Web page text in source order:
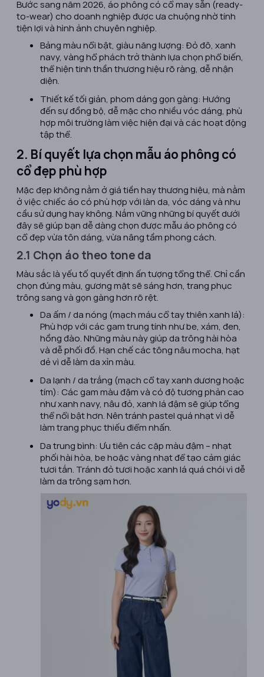
Bước sang năm 2026, áo phông có cổ may sẵn (ready-
to-wear) cho doanh nghiệp được ưa chuộng nhờ tính
tiện lợi và hình ảnh chuyên nghiệp.
Bảng màu nổi bật, giàu năng lượng: Đỏ đô, xanh
navy, vàng hổ phách trở thành lựa chọn phổ biến,
thể hiện tinh thần thương hiệu rõ ràng, dễ nhận
diện.
Thiết kế tối giản, phom dáng gọn gàng: Hướng
đến sự đồng bộ, dễ mặc cho nhiều vóc dáng, phù
hợp môi trường làm việc hiện đại và các hoạt động
tập thể.
2. Bí quyết lựa chọn mẫu áo phông có
cổ đẹp phù hợp
Mặc đẹp không nằm ở giá tiền hay thương hiệu, mà nằm
ở việc chiếc áo có phù hợp với làn da, vóc dáng và nhu
cầu sử dụng hay không. Nắm vững những bí quyết dưới
đây sẽ giúp bạn dễ dàng chọn được mẫu áo phông có
cổ đẹp vừa tôn dáng, vừa nâng tầm phong cách.
2.1 Chọn áo theo tone da
Màu sắc là yếu tố quyết định ấn tượng tổng thể. Chỉ cần
chọn đúng màu, gương mặt sẽ sáng hơn, trang phục
trông sang và gọn gàng hơn rõ rệt.
Da ấm / da nóng (mạch máu cổ tay thiên xanh lá):
Phù hợp với các gam trung tính như be, xám, đen,
hồng đào. Những màu này giúp da trông hài hòa
và dễ phối đồ. Hạn chế các tông nâu mocha, hạt
dẻ vì dễ làm da xỉn màu.
Da lạnh / da trắng (mạch cổ tay xanh dương hoặc
tím): Các gam màu đậm và có độ tương phản cao
như xanh navy, nâu đỏ, xanh lá đậm sẽ giúp tổng
thể nổi bật hơn. Nên tránh pastel quá nhạt vì dễ
làm trang phục thiếu điểm nhấn.
Da trung bình: Ưu tiên các cặp màu đậm – nhạt
phối hài hòa, be hoặc vàng nhạt để tạo cảm giác
tươi tắn. Tránh đỏ tươi hoặc xanh lá quá chói vì dễ
làm da trông sạm hơn.